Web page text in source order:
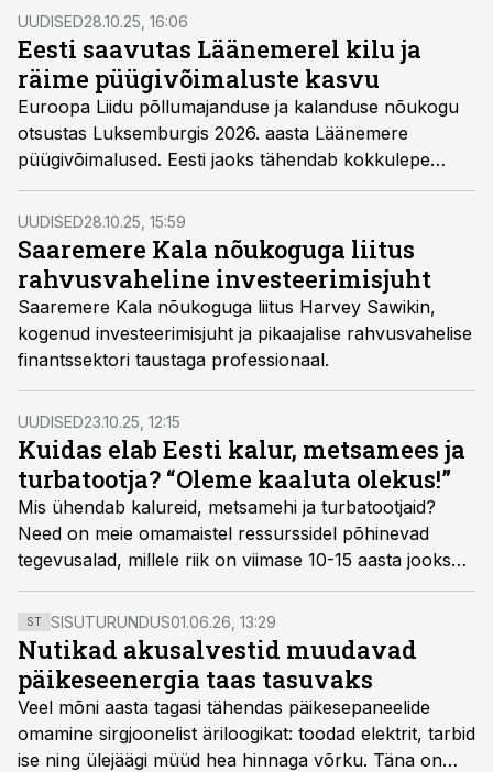
hinnatud kilu ja räime olukord on Läänemeres
märkimisväärselt halvenenud. Vaid Liivi lahe räimel
läheb paremini, mis annab tunnistust läbimõeldud
kalanduspoliitika vajalikkusest mitte vaid Eesti rannikul,
vaid laiemalt terves Läänemeres.
UUDISED28.10.25, 16:06
Eesti saavutas Läänemerel kilu ja
räime püügivõimaluste kasvu
Euroopa Liidu põllumajanduse ja kalanduse nõukogu
otsustas Luksemburgis 2026. aasta Läänemere
püügivõimalused. Eesti jaoks tähendab kokkulepe
olulist kasvu kilu ja avaosa räime püügikvootides –
vastavalt 45 ja 15 protsenti – ning kaitsemeetmete
jätkumist tursa ja lōhe puhul.
UUDISED28.10.25, 15:59
Saaremere Kala nõukoguga liitus
rahvusvaheline investeerimisjuht
Saaremere Kala nõukoguga liitus Harvey Sawikin,
kogenud investeerimisjuht ja pikaajalise rahvusvahelise
finantssektori taustaga professionaal.
UUDISED23.10.25, 12:15
Kuidas elab Eesti kalur, metsamees ja
turbatootja? “Oleme kaaluta olekus!”
Mis ühendab kalureid, metsamehi ja turbatootjaid?
Need on meie omamaistel ressurssidel põhinevad
tegevusalad, millele riik on viimase 10-15 aasta jooksul
järjest piiranguid peale pannud, vähendanud erinevate
sammudega alal tegutsejate konkurentsivõimet ning
tasapisi kustutanud tulevikulootusi.
ST SISUTURUNDUS01.06.26, 13:29
Nutikad akusalvestid muudavad
päikeseenergia taas tasuvaks
Veel mõni aasta tagasi tähendas päikesepaneelide
omamine sirgjoonelist äriloogikat: toodad elektrit, tarbid
ise ning ülejäägi müüd hea hinnaga võrku. Täna on